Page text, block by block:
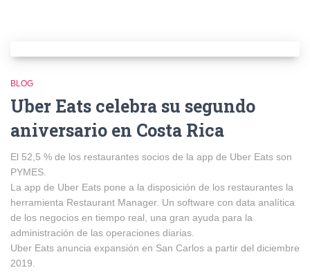
BLOG
Uber Eats celebra su segundo
aniversario en Costa Rica
El 52,5 % de los restaurantes socios de la app de Uber Eats son
PYMES.
La app de Uber Eats pone a la disposición de los restaurantes la
herramienta Restaurant Manager. Un software con data analítica
de los negocios en tiempo real, una gran ayuda para la
administración de las operaciones diarias.
Uber Eats anuncia expansión en San Carlos a partir del diciembre
2019.